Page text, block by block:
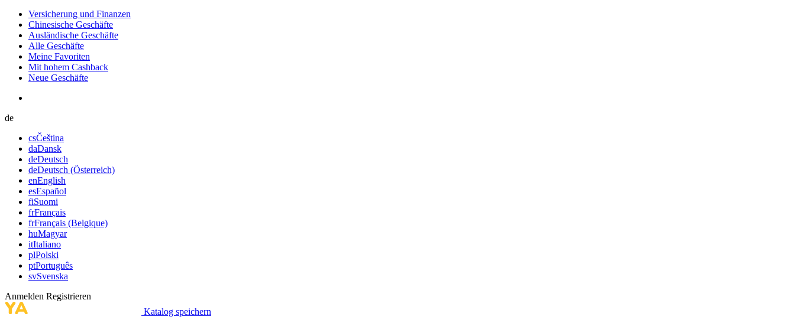
Versicherung und Finanzen
Chinesische Geschäfte
Ausländische Geschäfte
Alle Geschäfte
Meine Favoriten
Mit hohem Cashback
Neue Geschäfte
de
csČeština
daDansk
deDeutsch
deDeutsch (Österreich)
enEnglish
esEspañol
fiSuomi
frFrançais
frFrançais (Belgique)
huMagyar
itItaliano
plPolski
ptPortuguês
svSvenska
Anmelden Registrieren
Katalog speichern